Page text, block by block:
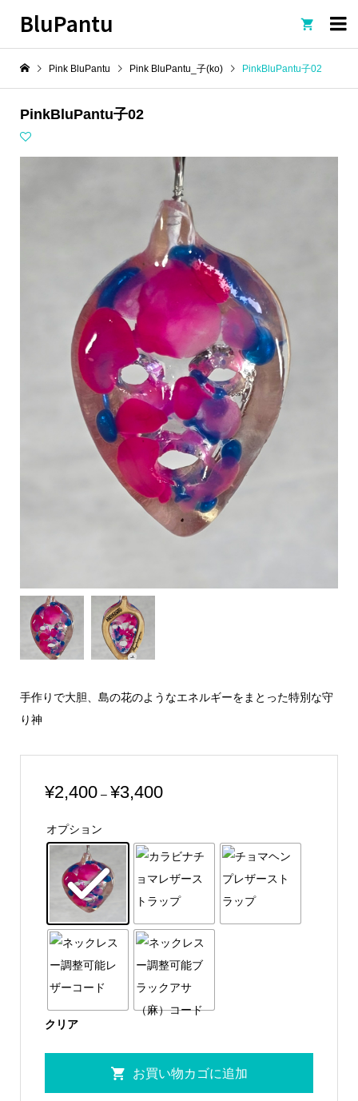
BluPantu 
Pink BluPantu Pink BluPantu_子(ko) PinkBluPantu子02
PinkBluPantu子02
手作りで大胆、島の花のようなエネルギーをまとった特別な守
り神
¥2,400 – ¥3,400価
¥2,400
–
¥3,400
オプション
クリア
お買い物カゴに追加